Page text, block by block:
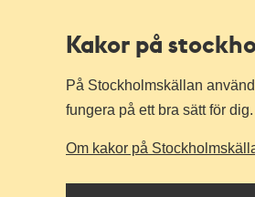
Kakor på
På Stockholmskällan
fungera på ett bra sätt för dig.
Om kakor på